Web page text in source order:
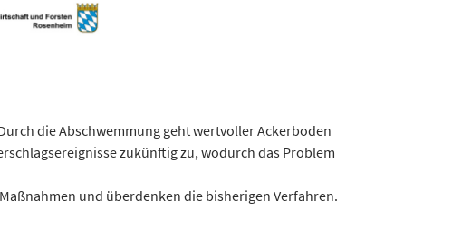
die Abschwemmung geht wertvoller Ackerboden
zukünftig zu, wodurch das Problem
und überdenken die bisherigen Verfahren.